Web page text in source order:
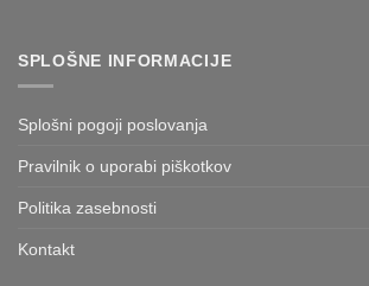
SPLOŠNE INFORMACIJE
Splošni pogoji poslovanja
Pravilnik o uporabi piškotkov
Politika zasebnosti
Kontakt